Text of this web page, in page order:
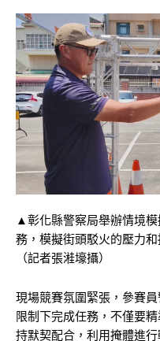
▲彰化縣警察局舉辦情境
務，模擬街頭駁火的壓力
（記者張溎壕攝）
現場競賽氛圍緊張，參賽
限制下完成任務，不僅要
持默契配合，利用掩體進